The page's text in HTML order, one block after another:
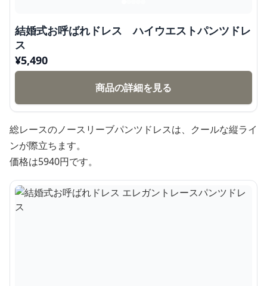
結婚式お呼ばれドレス ハイウエストパンツドレ
ス
¥5,490
商品の詳細を見る
総レースのノースリーブパンツドレスは、クールな縦ライ
ンが際立ちます。
価格は5940円です。